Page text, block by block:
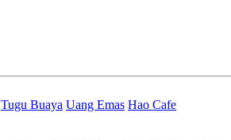
Tugu Buaya Uang Emas Hao Cafe